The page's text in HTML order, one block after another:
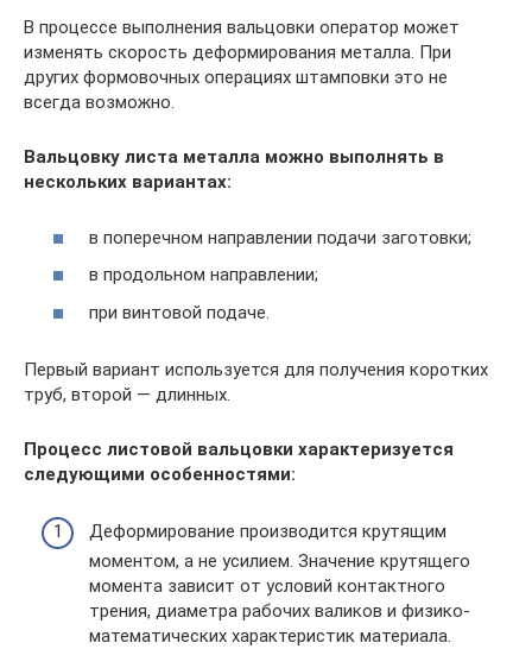
В процессе выполнения вальцовки оператор может
изменять скорость деформирования металла. При
других формовочных операциях штамповки это не
всегда возможно.
Вальцовку листа металла можно выполнять в
нескольких вариантах:
в поперечном направлении подачи заготовки;
в продольном направлении;
при винтовой подаче.
Первый вариант используется для получения коротких
труб, второй — длинных.
Процесс листовой вальцовки характеризуется
следующими особенностями:
Деформирование производится крутящим
моментом, а не усилием. Значение крутящего
момента зависит от условий контактного
трения, диаметра рабочих валиков и физико-
математических характеристик материала.